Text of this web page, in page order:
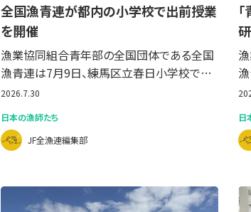
全国漁青連が都内の小学校で出前授業
を開催
漁業協同組合青年部の全国団体である全国
漁青連は7月9日、練馬区立春日小学校で…
2026.7.30
日本の漁師たち
JF全漁連編集部
日